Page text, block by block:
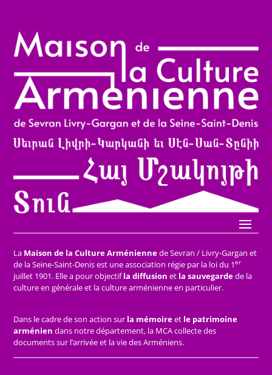
La Maison de la Culture Arméniennede Sevran / Livry-Gargan et
de la Seine-Saint-Denis est une association régie par la loi du 1er
juillet 1901. Elle a pour objectifla diffusion et la sauvegardede la
culture en générale et la culture arménienne en particulier.
Dans le cadre de son action sur la mémoireet le patrimoine
arménien dans notre département, la MCA collecte des
documents sur l’arrivée et la vie des Arméniens.